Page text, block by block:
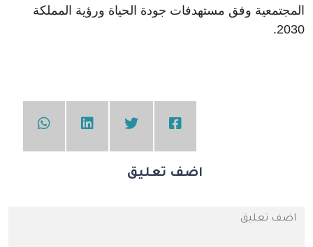
المجتمعية وفق مستهدفات جودة الحياة ورؤية المملكة
2030.
اضف تعليق